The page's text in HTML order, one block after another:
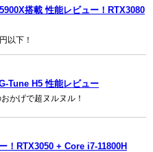
搭載 性能レビュー！RTX3080
以下！
Tune H5 性能レビュー
かげで超ヌルヌル！
！RTX3050 + Core i7-11800H